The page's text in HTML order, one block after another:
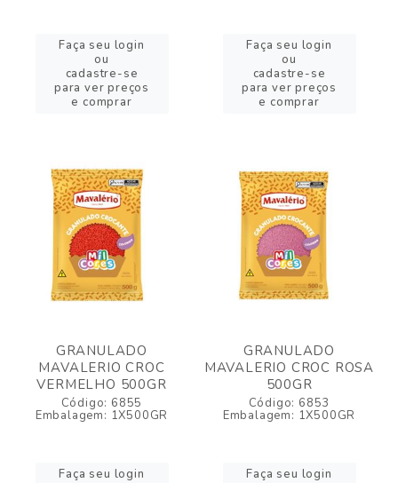
Faça seu login
ou
cadastre-se
para ver preços
e comprar
Faça seu login
ou
cadastre-se
para ver preços
e comprar
GRANULADO
MAVALERIO CROC
VERMELHO 500GR
Código: 6855
Embalagem: 1X500GR
Faça seu login
GRANULADO
MAVALERIO CROC ROSA
500GR
Código: 6853
Embalagem: 1X500GR
Faça seu login